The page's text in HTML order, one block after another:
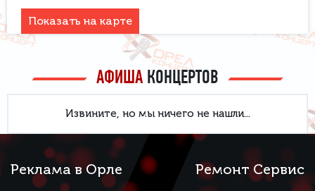
Показать на карте
АФИША КОНЦЕРТОВ
Извините, но мы ничего не нашли...
Реклама в Орле Ремонт Сервис